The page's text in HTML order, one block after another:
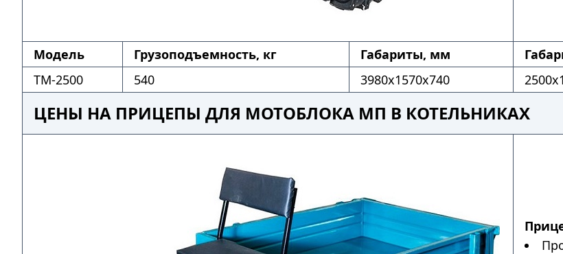
Модель Грузоподъемность, кг Габариты, мм
ТМ-2500
540 3980x1570x740
ЦЕНЫ НА ПРИЦЕПЫ ДЛЯ МОТОБЛОКА МП В КОТЕЛЬНИКАХ